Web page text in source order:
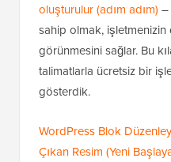
oluşturulur (adım adım) –
sahip olmak,
görünmesini sağlar. Bu
talimatlarla ücretsiz bir
gösterdik.
WordPress Blok
Çıkan Resim (Yeni